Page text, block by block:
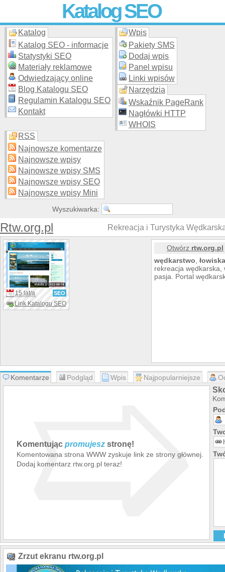
Katalog SEO
Skuteczna i promocja stron WWW –
moderowanego katalogu za darmo!
Katalog
Katalog SEO - informacje
Statystyki SEO
Materiały reklamowe
Odwiedzający online
Blog Katalogu SEO
Regulamin Katalogu SEO
Kontakt
Wpis
Pakiety SMS
Dodaj wpis
Panel wpisu
Linki wpisów
Narzędzia
Wskaźnik PageRank
Nagłówki HTTP
WHOIS
RSS
Najnowsze komentarze
Najnowsze wpisy
Najnowsze wpisy SMS
Najnowsze wpisy SEO
Najnowsze wpisy Mini
Wyszukiwarka:
Rtw.org.pl Rekreacja i Turystyka
15 lat/a SEO
Link Katalogu SEO
Otwórz rtw.org.pl
wędkarstwo ,
rekreacja
pasja. Portal
Komentarze Podgląd Wpis Najpopularniejsze
Komentując promujesz stronę!
Komentowana strona WWW zyskuje link ze strony głównej.
Dodaj komentarz rtw.org.pl teraz!
➯
Zrzut ekranu rtw.org.pl